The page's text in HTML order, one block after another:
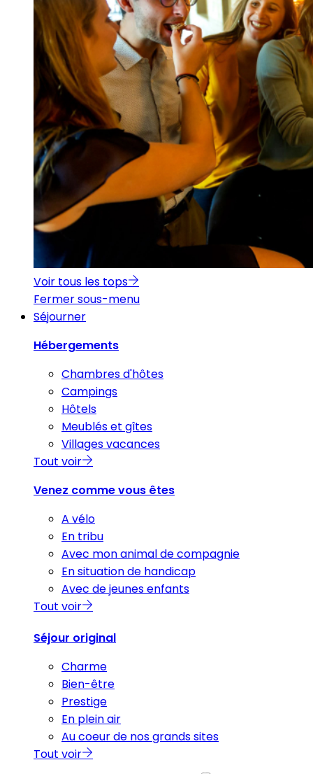
Voir tous les tops
Fermer sous-menu
Séjourner
Hébergements
Chambres d'hôtes
Campings
Hôtels
Meublés et gîtes
Villages vacances
Tout voir
Venez comme vous êtes
A vélo
En tribu
Avec mon animal de compagnie
En situation de handicap
Avec de jeunes enfants
Tout voir
Séjour original
Charme
Bien-être
Prestige
En plein air
Au coeur de nos grands sites
Tout voir